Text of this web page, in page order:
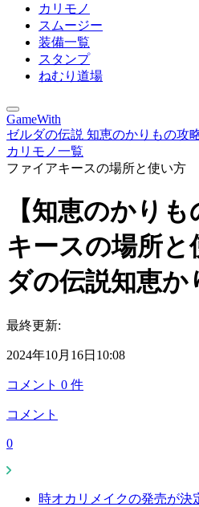
カリモノ
スムージー
装備一覧
スタンプ
ねむり道場
GameWith
ゼルダの伝説 知恵のかりもの攻
カリモノ一覧
ファイアキースの場所と使い方
【知恵のかり
キースの場所
ダの伝説知恵か
最終更新:
2024年10月16日10:08
コメント 0 件
コメント
0
時オカリメイクの発売が決